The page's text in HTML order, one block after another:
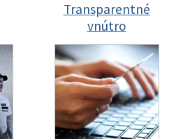
Transparentné
vnútro